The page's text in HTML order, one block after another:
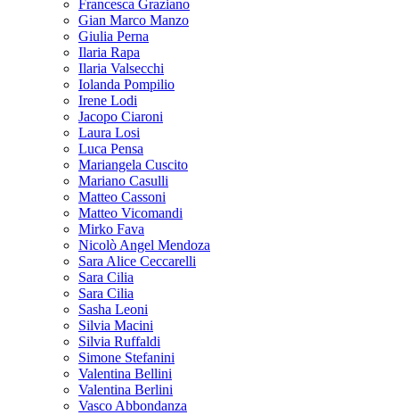
Francesca Graziano
Gian Marco Manzo
Giulia Perna
Ilaria Rapa
Ilaria Valsecchi
Iolanda Pompilio
Irene Lodi
Jacopo Ciaroni
Laura Losi
Luca Pensa
Mariangela Cuscito
Mariano Casulli
Matteo Cassoni
Matteo Vicomandi
Mirko Fava
Nicolò Angel Mendoza
Sara Alice Ceccarelli
Sara Cilia
Sara Cilia
Sasha Leoni
Silvia Macini
Silvia Ruffaldi
Simone Stefanini
Valentina Bellini
Valentina Berlini
Vasco Abbondanza